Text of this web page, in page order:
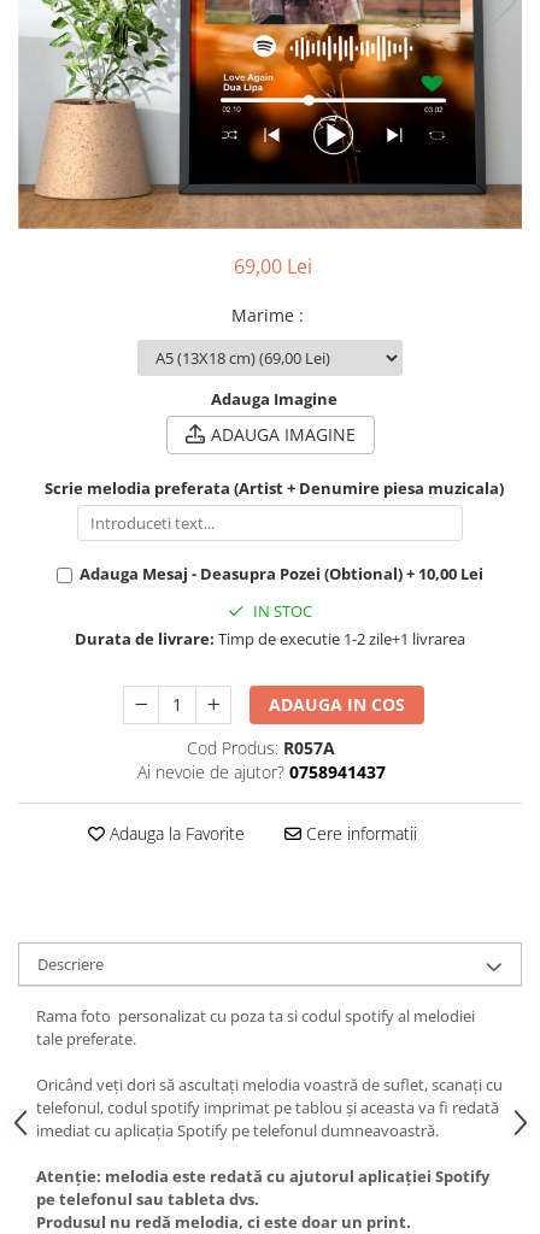
Tablou Aluminiu
Tablouri auto
Calendare Personalizate
Ceas Personalizat
69,00 Lei
Marime :
Adauga Imagine
ADAUGA IMAGINE
Scrie melodia preferata (Artist + Denumire piesa muzicala)
Adauga Mesaj - Deasupra Pozei (Obtional) + 10,00 Lei
IN STOC
Durata de livrare: Timp de executie 1-2 zile+1 livrarea
ADAUGA IN COS
Cod Produs: R057A
Ai nevoie de ajutor? 0758941437
Adauga la Favorite Cere informatii
Descriere
Rama foto personalizat cu poza ta si codul spotify al melodiei
tale preferate.
Oricând veţi dori să ascultaţi melodia voastră de suflet, scanaţi cu
telefonul, codul spotify imprimat pe tablou şi aceasta va fi redată
imediat cu aplicaţia Spotify pe telefonul dumneavoastră.
Atenție: melodia este redată cu ajutorul aplicației Spotify
pe telefonul sau tableta dvs.
Produsul nu redă melodia, ci este doar un print.